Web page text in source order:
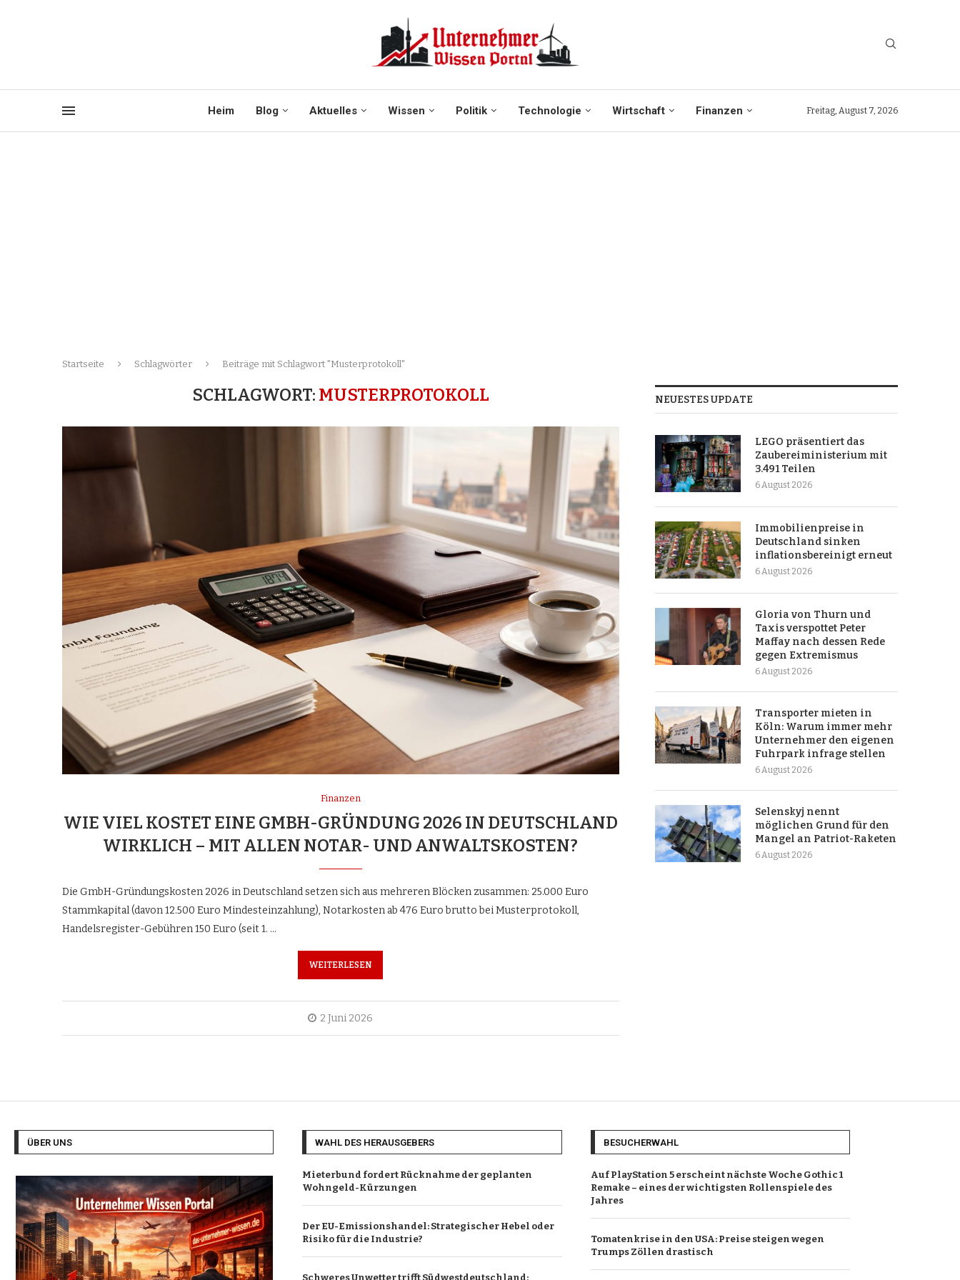
Heim Blog Aktuelles Wissen Politik Technologie Wirtschaft Finanzen Freitag, August 7, 2026
Startseite Schlagwörter Beiträge mit Schlagwort "Musterprotokoll"
SCHLAGWORT: MUSTERPROTOKOLL
Finanzen
WIE VIEL KOSTET EINE GMBH-GRÜNDUNG 2026 IN DEUTSCHLAND
WIRKLICH – MIT ALLEN NOTAR- UND ANWALTSKOSTEN?
Die GmbH-Gründungskosten 2026 in Deutschland setzen sich aus mehreren Blöcken zusammen: 25.000 Euro
Stammkapital (davon 12.500 Euro Mindesteinzahlung), Notarkosten ab 476 Euro brutto bei Musterprotokoll,
Handelsregister-Gebühren 150 Euro (seit 1. …
WEITERLESEN
2 Juni 2026
NEUESTES UPDATE
LEGO präsentiert das
Zaubereiministerium mit
3.491 Teilen
6 August 2026
Immobilienpreise in
Deutschland sinken
inflationsbereinigt erneut
6 August 2026
Gloria von Thurn und
Taxis verspottet Peter
Maffay nach dessen Rede
gegen Extremismus
6 August 2026
Transporter mieten in
Köln: Warum immer mehr
Unternehmer den eigenen
Fuhrpark infrage stellen
6 August 2026
Selenskyj nennt
möglichen Grund für den
Mangel an Patriot-Raketen
6 August 2026
ÜBER UNS WAHL DES HERAUSGEBERS
Mieterbund fordert Rücknahme der geplanten
Wohngeld-Kürzungen
Der EU-Emissionshandel: Strategischer Hebel oder
Risiko für die Industrie?
Schweres Unwetter trifft Südwestdeutschland:
BESUCHERWAHL
Auf PlayStation 5 erscheint nächste Woche Gothic 1
Remake – eines der wichtigsten Rollenspiele des
Jahres
Tomatenkrise in den USA: Preise steigen wegen
Trumps Zöllen drastisch